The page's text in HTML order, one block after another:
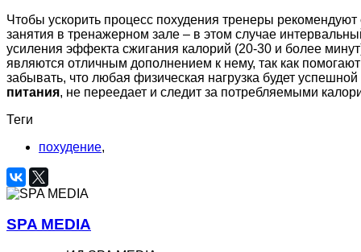
Чтобы ускорить процесс похудения тренеры рекомендуют
занятия в тренажерном зале – в этом случае
усиления эффекта сжигания калорий (20-30 и более
являются отличным дополнением к нему, так как
забывать, что любая физическая нагрузка будет
питания, не переедает и следит за потребляемыми
Теги
похудение,
SPA MEDIA